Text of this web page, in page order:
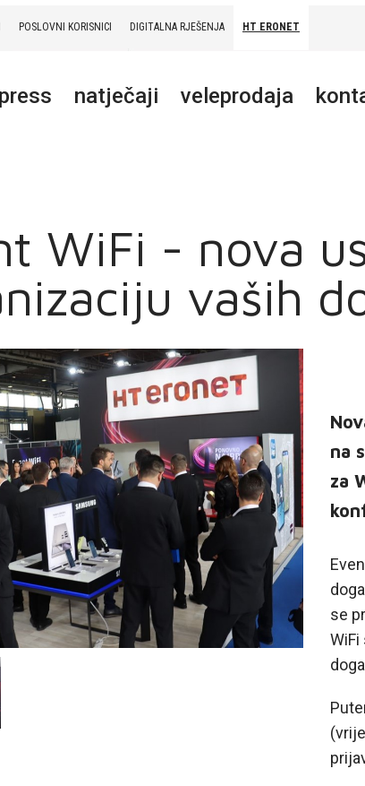
POSLOVNI KORISNICI DIGITALNA RJEŠENJA HT ERONET
press natječaji veleprodaja
WiFi - nova
vaših
na
za
se